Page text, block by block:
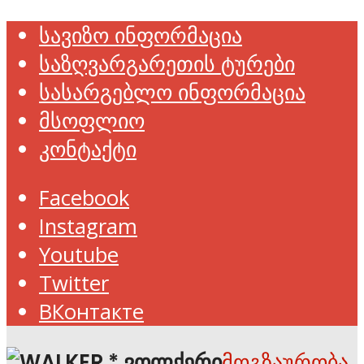
სავიზო ინფორმაცია
საზღვარგარეთის ტურები
სასარგებლო ინფორმაცია
მსოფლიო
კონტაქტი
Facebook
Instagram
Youtube
Twitter
ВКонтакте